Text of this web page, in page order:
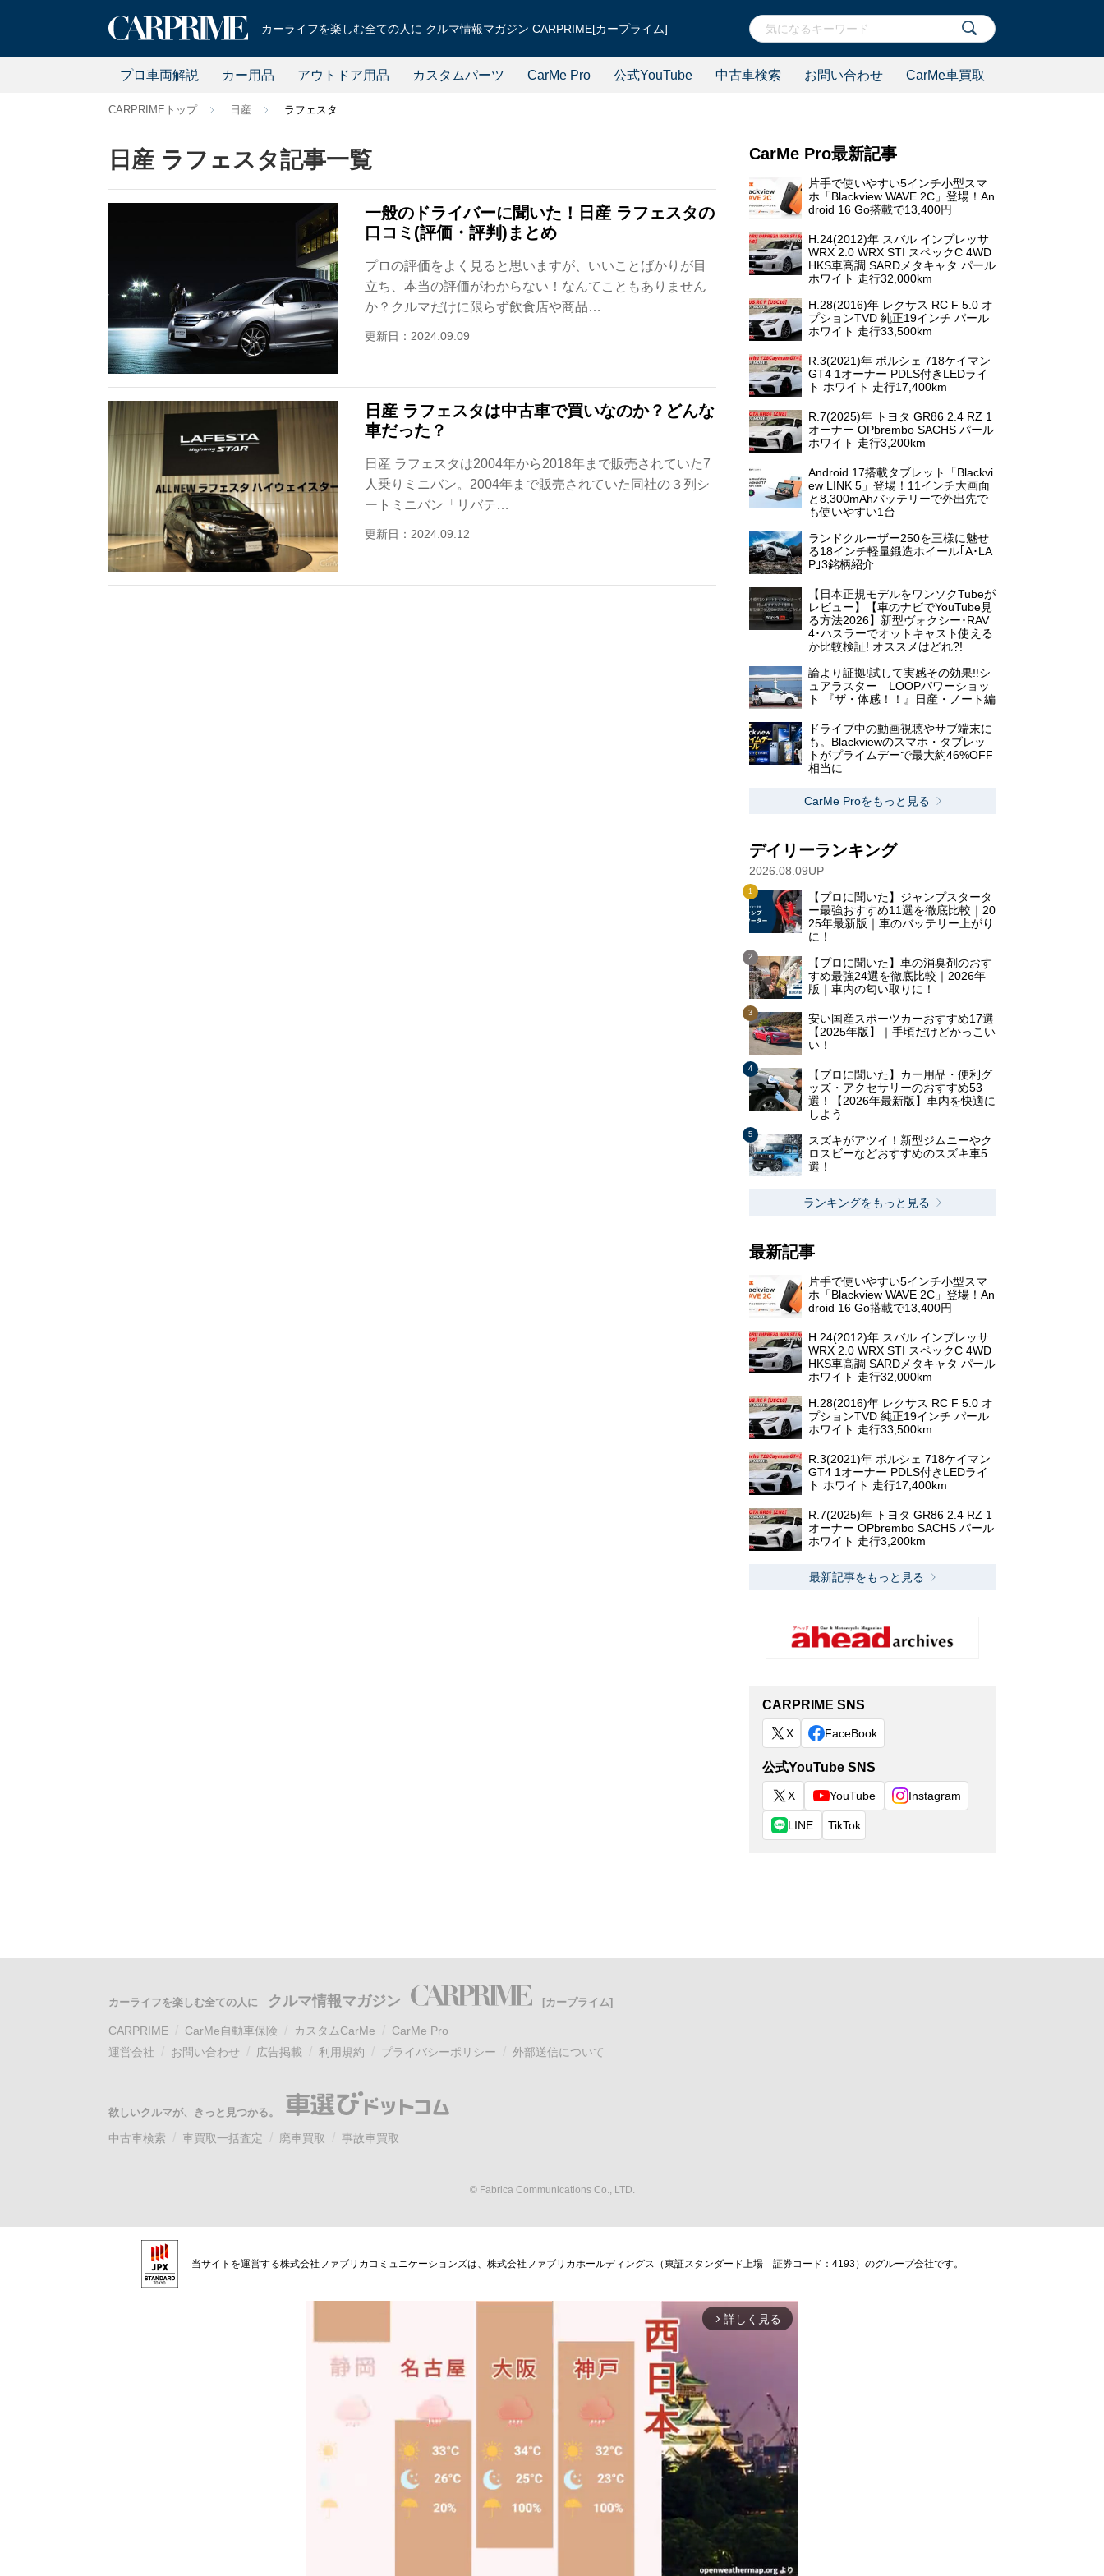
カーライフを楽しむ全ての人に クルマ情報マガジン CARPRIME[カープライム]
プロ車両解説 カー用品 アウトドア用品 カスタムパーツ CarMe Pro 公式YouTube 中古車検索 お問い合わせ CarMe車買取
CARPRIMEトップ 日産 ラフェスタ
日産 ラフェスタ記事一覧
一般のドライバーに聞いた！日産 ラフェスタの
口コミ(評価・評判)まとめ
プロの評価をよく見ると思いますが、いいことばかりが目
立ち、本当の評価がわからない！なんてこともありません
か？クルマだけに限らず飲食店や商品…
更新日：2024.09.09
日産 ラフェスタは中古車で買いなのか？どんな
車だった？
日産 ラフェスタは2004年から2018年まで販売されていた7
人乗りミニバン。2004年まで販売されていた同社の３列シ
ートミニバン「リバテ…
更新日：2024.09.12
CarMe Pro最新記事
片手で使いやすい5インチ小型スマ
ホ「Blackview WAVE 2C」登場！An
droid 16 Go搭載で13,400円
H.24(2012)年 スバル インプレッサ
WRX 2.0 WRX STI スペックC 4WD
HKS車高調 SARDメタキャタ パール
ホワイト 走行32,000km
H.28(2016)年 レクサス RC F 5.0 オ
プションTVD 純正19インチ パール
ホワイト 走行33,500km
R.3(2021)年 ポルシェ 718ケイマン
GT4 1オーナー PDLS付きLEDライ
ト ホワイト 走行17,400km
R.7(2025)年 トヨタ GR86 2.4 RZ 1
オーナー OPbrembo SACHS パール
ホワイト 走行3,200km
Android 17搭載タブレット「Blackvi
ew LINK 5」登場！11インチ大画面
と8,300mAhバッテリーで外出先で
も使いやすい1台
ランドクルーザー250を三様に魅せ
る18インチ軽量鍛造ホイール｢A･LA
P｣3銘柄紹介
【日本正規モデルをワンソクTubeが
レビュー】【車のナビでYouTube見
る方法2026】新型ヴォクシー･RAV
4･ハスラーでオットキャスト使える
か比較検証! オススメはどれ?!
論より証拠!試して実感その効果!!シ
ュアラスター LOOPパワーショッ
ト 『ザ・体感！！』日産・ノート編
ドライブ中の動画視聴やサブ端末に
も。Blackviewのスマホ・タブレッ
トがプライムデーで最大約46%OFF
相当に
CarMe Proをもっと見る
デイリーランキング
2026.08.09UP
【プロに聞いた】ジャンプスタータ
ー最強おすすめ11選を徹底比較｜20
25年最新版｜車のバッテリー上がり
に！
【プロに聞いた】車の消臭剤のおす
すめ最強24選を徹底比較｜2026年
版｜車内の匂い取りに！
安い国産スポーツカーおすすめ17選
【2025年版】｜手頃だけどかっこい
い！
【プロに聞いた】カー用品・便利グ
ッズ・アクセサリーのおすすめ53
選！【2026年最新版】車内を快適に
しよう
スズキがアツイ！新型ジムニーやク
ロスビーなどおすすめのスズキ車5
選！
ランキングをもっと見る
最新記事
片手で使いやすい5インチ小型スマ
ホ「Blackview WAVE 2C」登場！An
droid 16 Go搭載で13,400円
H.24(2012)年 スバル インプレッサ
WRX 2.0 WRX STI スペックC 4WD
HKS車高調 SARDメタキャタ パール
ホワイト 走行32,000km
H.28(2016)年 レクサス RC F 5.0 オ
プションTVD 純正19インチ パール
ホワイト 走行33,500km
R.3(2021)年 ポルシェ 718ケイマン
GT4 1オーナー PDLS付きLEDライ
ト ホワイト 走行17,400km
R.7(2025)年 トヨタ GR86 2.4 RZ 1
オーナー OPbrembo SACHS パール
ホワイト 走行3,200km
最新記事をもっと見る
CARPRIME SNS
X FaceBook
公式YouTube SNS
X YouTube Instagram
LINE TikTok
カーライフを楽しむ全ての人に クルマ情報マガジン [カープライム]
CARPRIME CarMe自動車保険 カスタムCarMe
CarMe Pro
運営会社
お問い合わせ 広告掲載 利用規約 プライバシーポリシー 外部送信について
欲しいクルマが、きっと見つかる。
中古車検索 車買取一括査定 廃車買取 事故車買取
© Fabrica Communications Co., LTD.
当サイトを運営する株式会社ファブリカコミュニケーションズは、株式会社ファブリカホールディングス（東証スタンダード上場 証券コード：4193）のグループ会社です。
arrow_forward_ios 詳しく見る